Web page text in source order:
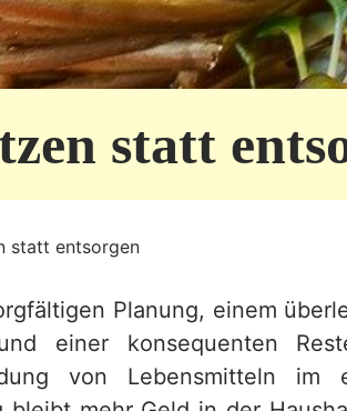
statt
statt entsorgen
Planung, einem
einer konsequenten
von Lebensmitteln im